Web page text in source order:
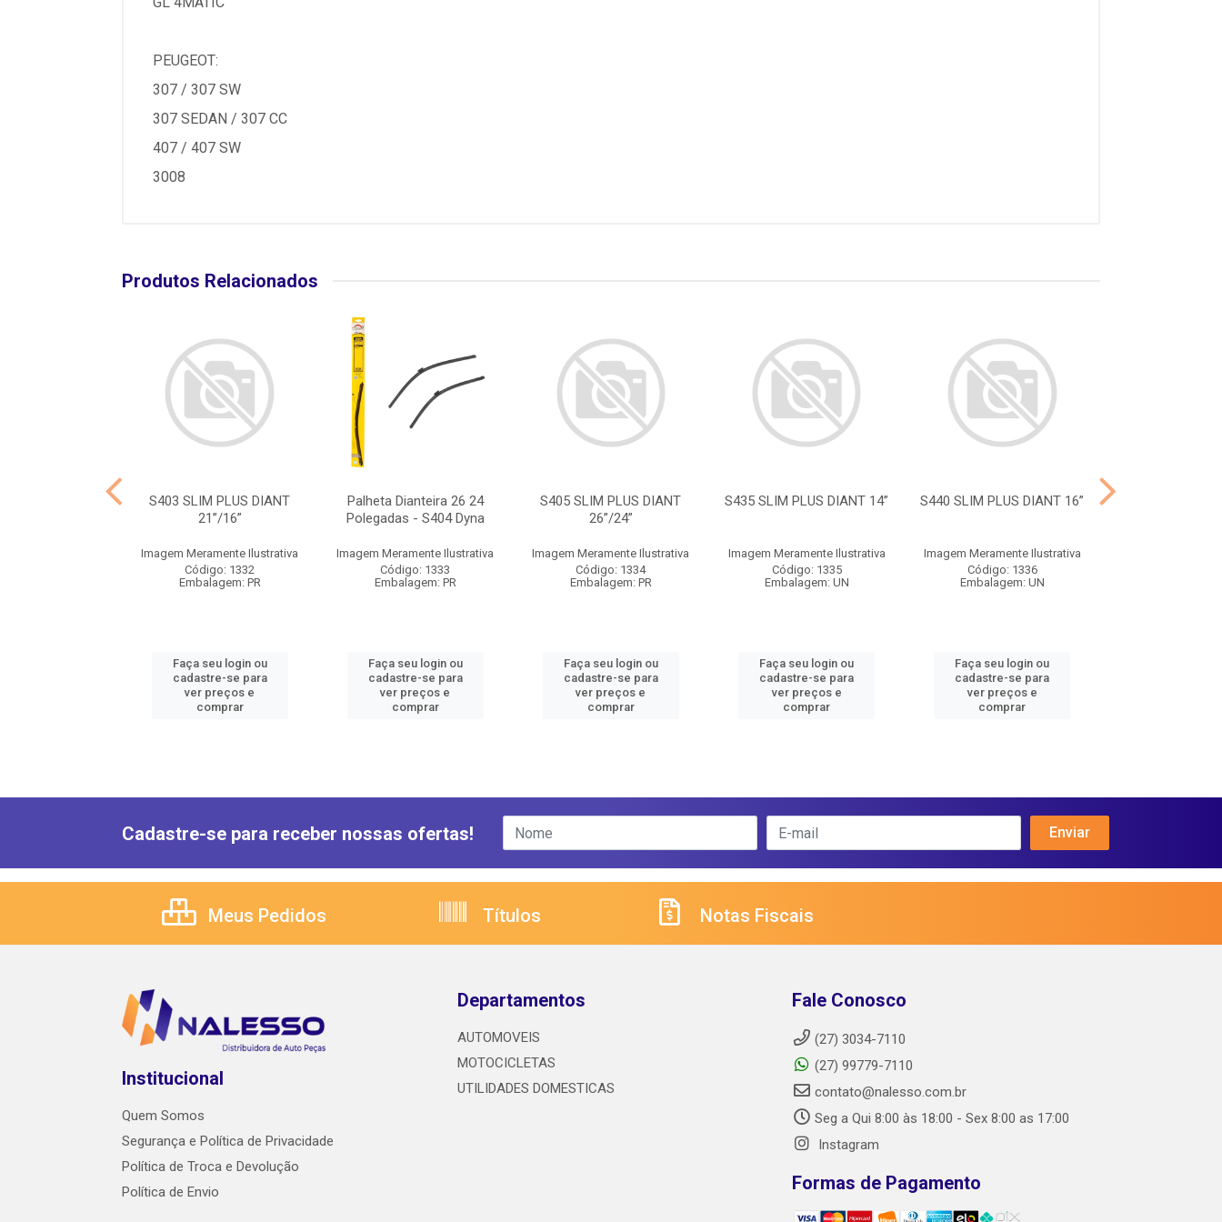
PEUGEOT:
307 / 307 SW
307 SEDAN / 307 CC
407 / 407 SW
3008
Produtos Relacionados
S403 SLIM PLUS DIANT
21”/16”
Imagem Meramente Ilustrativa
Código: 1332
Embalagem: PR
Faça seu login ou
cadastre-se para
ver preços e
comprar
Palheta Dianteira 26 24
Polegadas - S404 Dyna
Imagem Meramente Ilustrativa
Código: 1333
Embalagem: PR
Faça seu login ou
cadastre-se para
ver preços e
comprar
S405 SLIM PLUS DIANT
26”/24”
Imagem Meramente Ilustrativa
Código: 1334
Embalagem: PR
Faça seu login ou
cadastre-se para
ver preços e
comprar
S435 SLIM PLUS DIANT 14”
Imagem Meramente Ilustrativa
Código: 1335
Embalagem: UN
Faça seu login ou
cadastre-se para
ver preços e
comprar
S440 SLIM PLUS DIANT 16”
Imagem Meramente Ilustrativa
Código: 1336
Embalagem: UN
Faça seu login ou
cadastre-se para
ver preços e
comprar
Cadastre-se para receber nossas ofertas!
Meus Pedidos Títulos Notas Fiscais
Institucional
Quem Somos
Segurança e Política de Privacidade
Política de Troca e Devolução
Política de Envio
Departamentos
AUTOMOVEIS
MOTOCICLETAS
UTILIDADES DOMESTICAS
Fale Conosco
(27) 3034-7110
(27) 99779-7110
contato@nalesso.com.br
Seg a Qui 8:00 às 18:00 - Sex 8:00 as 17:00
Instagram
Formas de Pagamento